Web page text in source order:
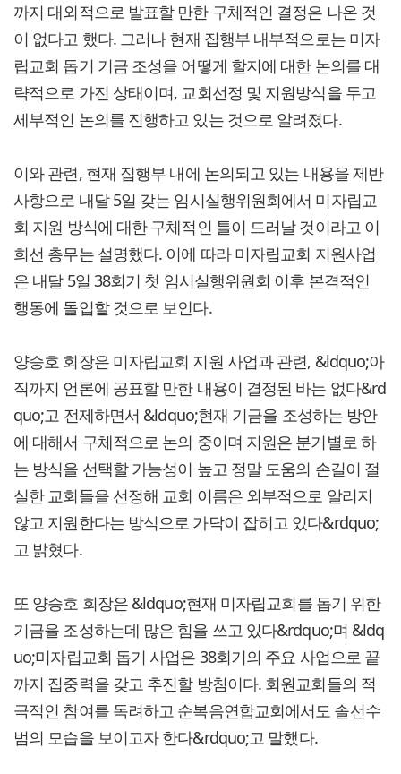
까지 대외적으로 발표할 만한 구체적인 결정은 나온 것
이 없다고 했다. 그러나 현재 집행부 내부적으로는 미자
립교회 돕기 기금 조성을 어떻게 할지에 대한 논의를 대
략적으로 가진 상태이며, 교회선정 및 지원방식을 두고
세부적인 논의를 진행하고 있는 것으로 알려졌다.
이와 관련, 현재 집행부 내에 논의되고 있는 내용을 제반
사항으로 내달 5일 갖는 임시실행위원회에서 미자립교
회 지원 방식에 대한 구체적인 틀이 드러날 것이라고 이
희선 총무는 설명했다. 이에 따라 미자립교회 지원사업
은 내달 5일 38회기 첫 임시실행위원회 이후 본격적인
행동에 돌입할 것으로 보인다.
양승호 회장은 미자립교회 지원 사업과 관련, &ldquo;아
직까지 언론에 공표할 만한 내용이 결정된 바는 없다&rd
quo;고 전제하면서 &ldquo;현재 기금을 조성하는 방안
에 대해서 구체적으로 논의 중이며 지원은 분기별로 하
는 방식을 선택할 가능성이 높고 정말 도움의 손길이 절
실한 교회들을 선정해 교회 이름은 외부적으로 알리지
않고 지원한다는 방식으로 가닥이 잡히고 있다&rdquo;
고 밝혔다.
또 양승호 회장은 &ldquo;현재 미자립교회를 돕기 위한
기금을 조성하는데 많은 힘을 쓰고 있다&rdquo;며 &ldq
uo;미자립교회 돕기 사업은 38회기의 주요 사업으로 끝
까지 집중력을 갖고 추진할 방침이다. 회원교회들의 적
극적인 참여를 독려하고 순복음연합교회에서도 솔선수
범의 모습을 보이고자 한다&rdquo;고 말했다.